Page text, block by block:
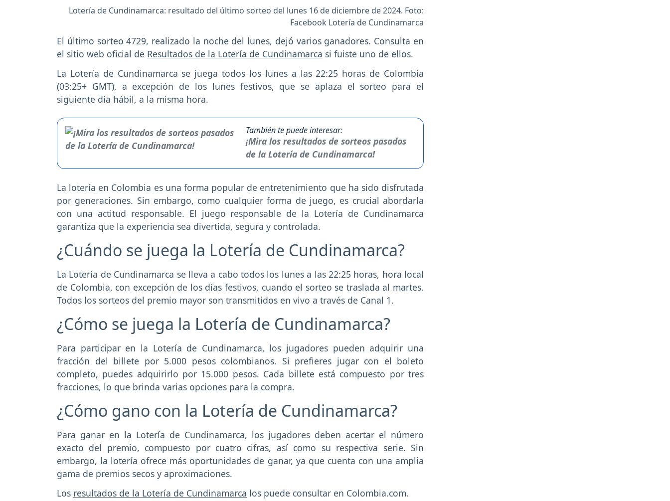
Lotería de Cundinamarca: resultado del último sorteo del lunes 16 de diciembre de 2024. Foto:
Facebook Lotería de Cundinamarca
El último sorteo 4729, realizado la noche del lunes, dejó varios ganadores. Consulta en
el sitio web oficial de Resultados de la Lotería de Cundinamarca si fuiste uno de ellos.
La Lotería de Cundinamarca se juega todos los lunes a las 22:25 horas de Colombia
(03:25+ GMT), a excepción de los lunes festivos, que se aplaza el sorteo para el
siguiente día hábil, a la misma hora.
También te puede interesar:
¡Mira los resultados de sorteos pasados
de la Lotería de Cundinamarca!
La lotería en Colombia es una forma popular de entretenimiento que ha sido disfrutada
por generaciones. Sin embargo, como cualquier forma de juego, es crucial abordarla
con una actitud responsable. El juego responsable de la Lotería de Cundinamarca
garantiza que la experiencia sea divertida, segura y controlada.
¿Cuándo se juega la Lotería de Cundinamarca?
La Lotería de Cundinamarca se lleva a cabo todos los lunes a las 22:25 horas, hora local
de Colombia, con excepción de los días festivos, cuando el sorteo se traslada al martes.
Todos los sorteos del premio mayor son transmitidos en vivo a través de Canal 1.
¿Cómo se juega la Lotería de Cundinamarca?
Para participar en la Lotería de Cundinamarca, los jugadores pueden adquirir una
fracción del billete por 5.000 pesos colombianos. Si prefieres jugar con el boleto
completo, puedes adquirirlo por 15.000 pesos. Cada billete está compuesto por tres
fracciones, lo que brinda varias opciones para la compra.
¿Cómo gano con la Lotería de Cundinamarca?
Para ganar en la Lotería de Cundinamarca, los jugadores deben acertar el número
exacto del premio, compuesto por cuatro cifras, así como su respectiva serie. Sin
embargo, la lotería ofrece más oportunidades de ganar, ya que cuenta con una amplia
gama de premios secos y aproximaciones.
Los resultados de la Lotería de Cundinamarca los puede consultar en Colombia.com.